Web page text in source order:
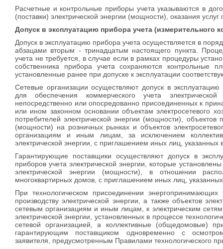
Расчетные и контрольные приборы учета указываются в
(поставки) электрической энергии (мощности), оказания
Допуск в эксплуатацию прибора учета (измерительного
Допуск в эксплуатацию прибора учета осуществляется в
абзацами вторым - тринадцатым настоящего пункта.
учета не требуется, в случае если в рамках процедуры
собственника прибора учета сохраняются контрольные
установленные ранее при допуске к эксплуатации
Сетевые организации осуществляют допуск в
для обеспечения коммерческого учета
непосредственно или опосредованно присоединенных к
или ином законном основании объектам электросетевого
потребителей электрической энергии (мощности), объектов
(мощности) на розничных рынках и объектов
организациям и иным лицам, за исключением
электрической энергии, с приглашением иных лиц,
Гарантирующие поставщики осуществляют допуск в
приборов учета электрической энергии, которые
электрической энергии (мощности), в отношении
многоквартирных домов, с приглашением иных лиц,
При технологическом присоединении энергопринимающих
производству электрической энергии, а также объектов
сетевым организациям и иным лицам, к электрическим сетям
электрической энергии, установленных в процессе
сетевой организацией, а коллективные (общедомовые)
гарантирующим поставщиком одновременно с
заявителя, предусмотренным Правилами технологического